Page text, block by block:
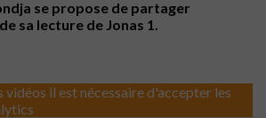
se propose de partager
sa lecture de Jonas 1.
vidéos il est nécessaire d'accepter les